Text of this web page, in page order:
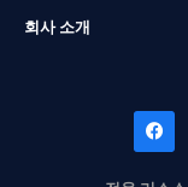
회사 소개